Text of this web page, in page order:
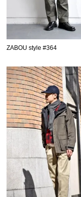
ZABOU style #364